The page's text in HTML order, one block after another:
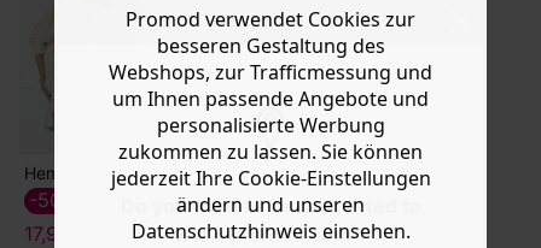
Do you want to be redirected to
www.promod.com ?
Hemd aus Baumwollgaze
17,99 €
-50%
Promod verwendet Cookies zur
besseren Gestaltung des
Webshops, zur Trafficmessung und
um Ihnen passende Angebote und
personalisierte Werbung
zukommen zu lassen. Sie können
jederzeit Ihre Cookie-Einstellungen
ändern und unseren
Datenschutzhinweis einsehen.